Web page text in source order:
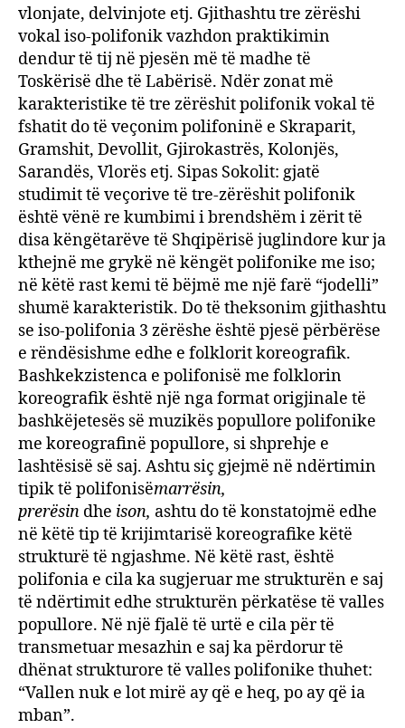
vlonjate, delvinjote etj. Gjithashtu tre zërëshi
vokal iso-polifonik vazhdon praktikimin
dendur të tij në pjesën më të madhe të
Toskërisë dhe të Labërisë. Ndër zonat më
karakteristike të tre zërëshit polifonik vokal të
fshatit do të veçonim polifoninë e Skraparit,
Gramshit, Devollit, Gjirokastrës, Kolonjës,
Sarandës, Vlorës etj. Sipas Sokolit: gjatë
studimit të veçorive të tre-zërëshit polifonik
është vënë re kumbimi i brendshëm i zërit të
disa këngëtarëve të Shqipërisë juglindore kur ja
kthejnë me grykë në këngët polifonike me iso;
në këtë rast kemi të bëjmë me një farë “jodelli”
shumë karakteristik. Do të theksonim gjithashtu
se iso-polifonia 3 zërëshe është pjesë përbërëse
e rëndësishme edhe e folklorit koreografik.
Bashkekzistenca e polifonisë me folklorin
koreografik është një nga format origjinale të
bashkëjetesës së muzikës popullore polifonike
me koreografinë popullore, si shprehje e
lashtësisë së saj. Ashtu siç gjejmë në ndërtimin
tipik të polifonisëmarrësin,
prerësin dhe ison, ashtu do të konstatojmë edhe
në këtë tip të krijimtarisë koreografike këtë
strukturë të ngjashme. Në këtë rast, është
polifonia e cila ka sugjeruar me strukturën e saj
të ndërtimit edhe strukturën përkatëse të valles
popullore. Në një fjalë të urtë e cila për të
transmetuar mesazhin e saj ka përdorur të
dhënat strukturore të valles polifonike thuhet:
“Vallen nuk e lot mirë ay që e heq, po ay që ia
mban”.